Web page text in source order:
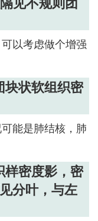
以考虑做个增强
块状软组织密
能是肺结核，肺
样密度影，密
分叶，与左